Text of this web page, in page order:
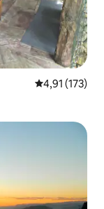
Évaluation
4,91 (173)